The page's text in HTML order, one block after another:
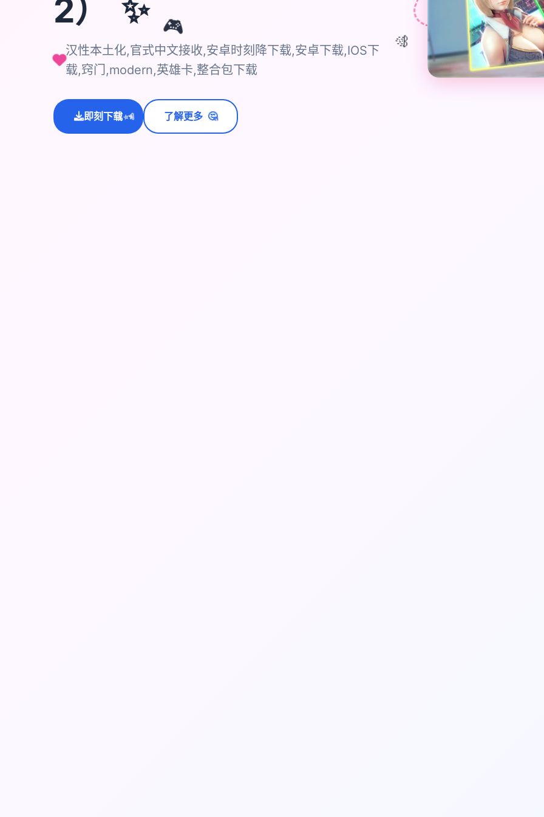
🎮
2）
汉性本土化,官式中文接收,安卓时刻降下载,安卓下载,IOS下
载,窍门,modern,英雄卡,整合包下载
即刻下载
✨⭐💫 了解更多 🤔
🎊